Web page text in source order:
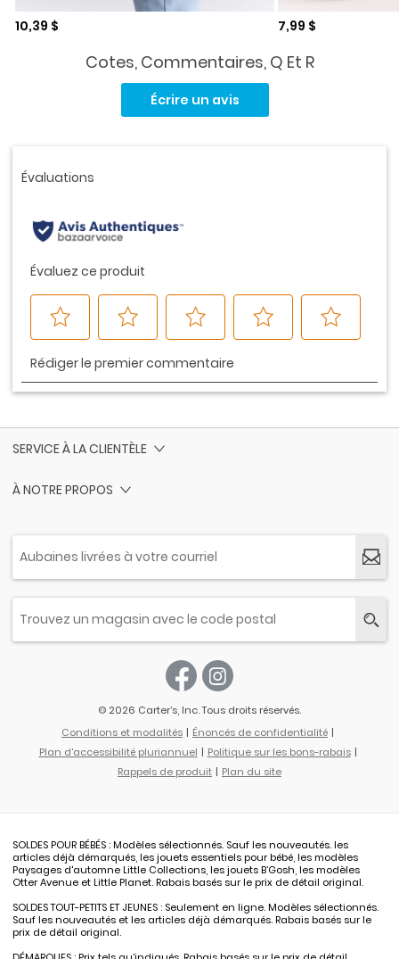
Prix de solde
10,39 $ Prix de solde
7,99 $
Cotes, Commentaires, Q Et R
la
Écrire un avis
SERVICE À LA CLIENTÈLE
À NOTRE PROPOS
© 2026 Carter’s, Inc. Tous droits réservés.
Conditions et modalités
Énoncés de confidentialité
Plan d'accessibilité pluriannuel
Politique sur les bons-rabais
Rappels de produit
Plan du site
SOLDES POUR BÉBÉS : Modèles sélectionnés. Sauf les nouveautés. les
articles déjà démarqués, les jouets essentiels pour bébé, les modèles
Paysages d'automne Little Collections, les jouets B’Gosh, les modèles
Otter Avenue et Little Planet. Rabais basés sur le prix de détail original.
SOLDES TOUT-PETITS ET JEUNES : Seulement en ligne. Modèles sélectionnés.
Sauf les nouveautés et les articles déjà démarqués. Rabais basés sur le
prix de détail original.